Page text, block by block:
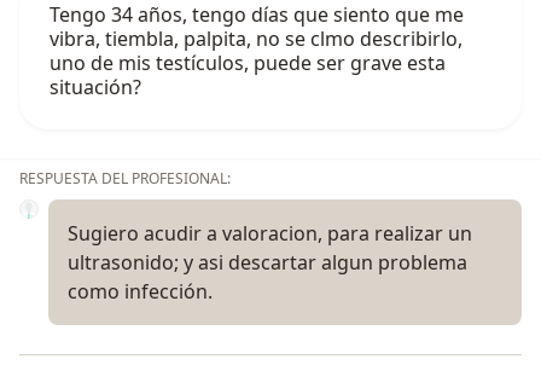
Tengo 34 años, tengo días que siento que me
vibra, tiembla, palpita, no se clmo describirlo,
uno de mis testículos, puede ser grave esta
situación?
RESPUESTA DEL PROFESIONAL:
Sugiero acudir a valoracion, para realizar un
ultrasonido; y asi descartar algun problema
como infección.